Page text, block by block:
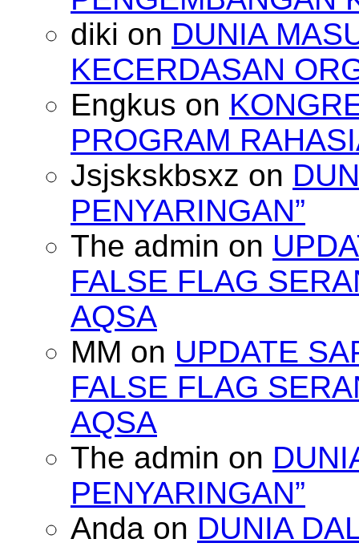
diki on DUNIA
KECERDASAN
Engkus on
PROGRAM
Jsjskskbsxz on
PENYARINGAN”
The admin on
FALSE FLAG
AQSA
MM on UPDATE
FALSE FLAG
AQSA
The admin on
PENYARINGAN”
Anda on DUNIA